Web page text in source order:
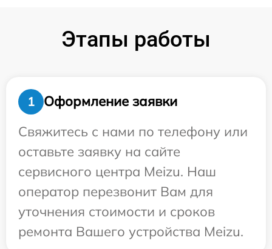
Этапы работы
1
Оформление заявки
Свяжитесь с нами по телефону или
оставьте заявку на сайте
сервисного центра Meizu. Наш
оператор перезвонит Вам для
уточнения стоимости и сроков
ремонта Вашего устройства Meizu.